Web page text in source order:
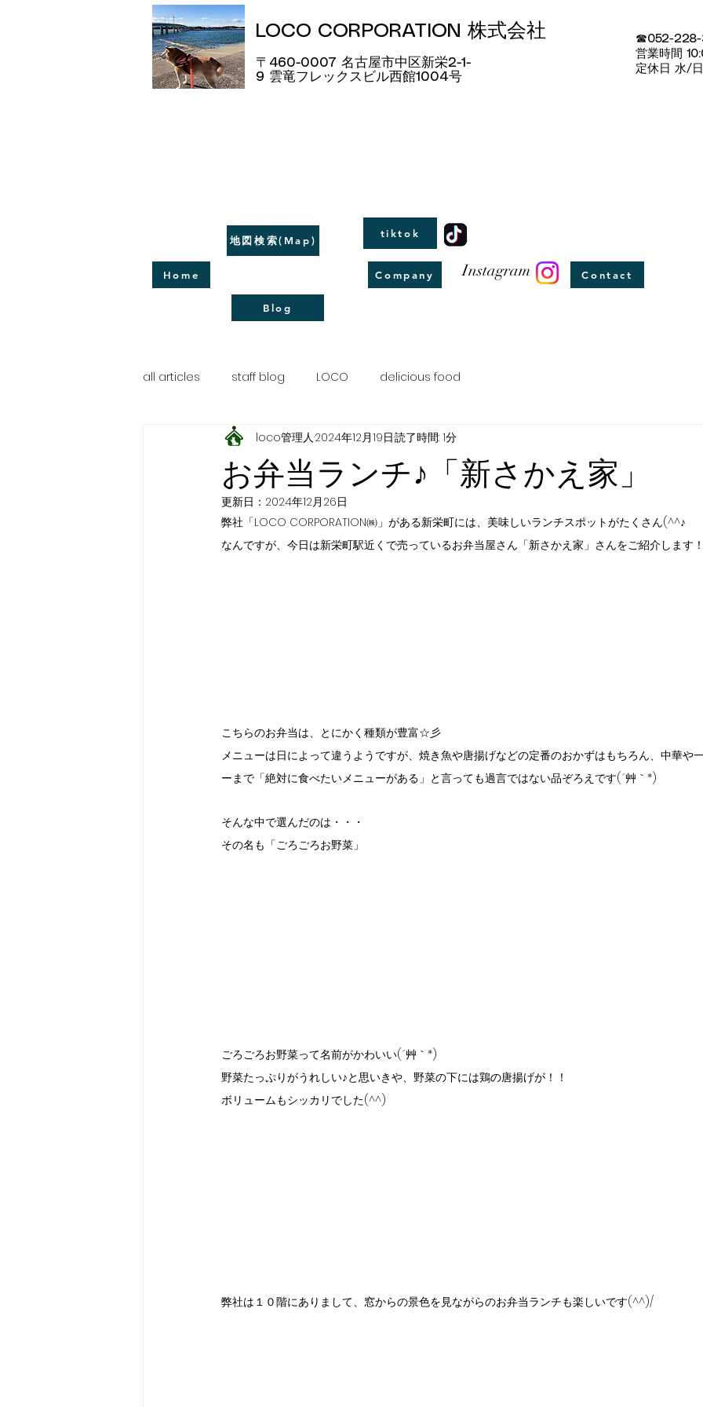
LOCO CORPORATION 株式会社
〒460-0007 名古屋市中区新栄2-1-
9​ 雲竜フレックスビル西館1004号
☎052-
営業時間
定休日 水/
地図検索(Map)
Home
Blog
tiktok
Company Instagram Contact
all articles staff blog LOCO delicious food
お弁当ランチ♪「新さかえ家」
loco管理人 2024年12月19日読了時間: 1分
更新日： 2024年12月26日
弊社「LOCO CORPORATION㈱」がある新栄町には、美味しいランチスポットがたくさん(^^♪
なんですが、今日は新栄町駅近くで売っているお弁当屋さん「新さかえ家」さんをご紹介します
こちらのお弁当は、とにかく種類が豊富☆彡
メニューは日によって違うようですが、焼き魚や唐揚げなどの定番のおかずはもちろん、中華や
ーまで「絶対に食べたいメニューがある」と言っても過言ではない品ぞろえです(´艸｀*)
そんな中で選んだのは・・・
その名も「ごろごろお野菜」
ごろごろお野菜って名前がかわいい(´艸｀*)
野菜たっぷりがうれしい♪と思いきや、野菜の下には鶏の唐揚げが！！
ボリュームもシッカリでした(^^)
弊社は１０階にありまして、窓からの景色を見ながらのお弁当ランチも楽しいです(^^)/